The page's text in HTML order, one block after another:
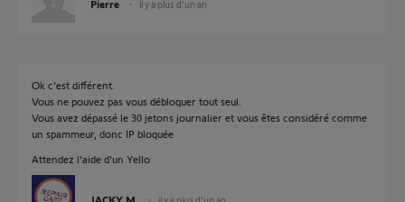
Pierre il y a plus d'un an
Ok c'est différent.
Vous ne pouvez pas vous débloquer tout seul.
Vous avez dépassé le 30 jetons journalier et vous êtes considéré comme
un spammeur, donc IP bloquée
Attendez l'aide d'un Yello
JACKY M.